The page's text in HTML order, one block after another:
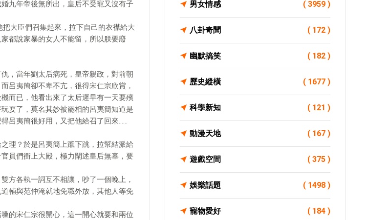
九年帝後無所出，皇后不受寵又沒有子
大臣們召集起來，拉下自己的衣襟給大
都說家暴的女人不能留，所以朕要廢
，當年劉太后病死，皇帝親政，對前朝
呂夷簡卻不卑不亢，很得宋仁宗欣賞，
而已，他看出來了太后遲早有一天要殯
耍了，莫名其妙被罷相的呂夷簡知道是
呂夷簡很好用，又把他給召了回來……
理？於是呂夷簡上躥下跳，拉幫結派給
員們衝上大殿，極力闡述皇后無辜，要
方各執一詞互不相讓，吵了一個晚上，
輔與范仲淹就地免職外放，其他人等免
的宋仁宗很開心，這一開心就要和兩位
男女情感 ( 3959 )
八卦奇聞 ( 172 )
幽默搞笑 ( 182 )
歷史縱橫 ( 1677 )
科學新知 ( 121 )
動漫天地 ( 167 )
遊戲空間 ( 375 )
娛樂話題 ( 1498 )
寵物愛好 ( 184 )